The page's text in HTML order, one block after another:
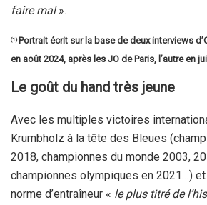
faire mal».
(1) Portrait écrit sur la base de deux interviews
en août 2024, après les JO de Paris, l’autre en
Le goût du hand très jeune
Avec les multiples victoires
Krumbholz à la tête des Bleues
2018, championnes du monde 2003,
championnes olympiques en 2021…)
norme d’entraîneur « le plus titré de